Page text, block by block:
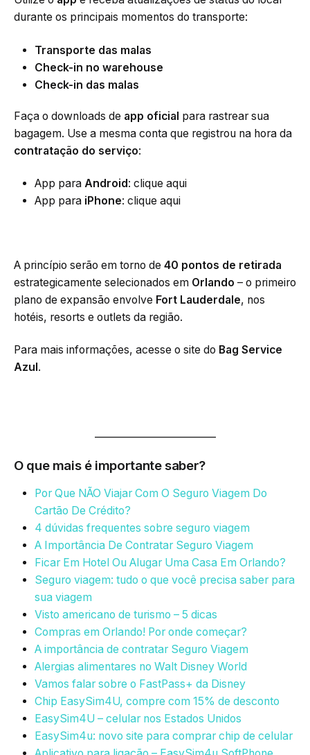
durante os principais momentos do transporte:
Transporte das malas
Check-in no warehouse
Check-in das malas
Faça o downloads de app oficial para rastrear sua
bagagem. Use a mesma conta que registrou na hora da
contratação do serviço:
App para Android : clique aqui
App para iPhone: clique aqui
A princípio serão em torno de 40 pontos de retirada
estrategicamente selecionados em Orlando – o primeiro
plano de expansão envolve Fort Lauderdale, nos
hotéis, resorts e outlets da região.
Para mais informações, acesse o site do Bag Service
Azul .
O que mais é importante saber?
Por Que NÃO Viajar Com O Seguro Viagem Do
Cartão De Crédito?
4 dúvidas frequentes sobre seguro viagem
A Importância De Contratar Seguro Viagem
Ficar Em Hotel Ou Alugar Uma Casa Em Orlando?
Seguro viagem: tudo o que você precisa saber para
sua viagem
Visto americano de turismo – 5 dicas
Compras em Orlando! Por onde começar?
A importância de contratar Seguro Viagem
Alergias alimentares no Walt Disney World
Vamos falar sobre o FastPass+ da Disney
Chip EasySim4U, compre com 15% de desconto
EasySim4U – celular nos Estados Unidos
EasySim4u: novo site para comprar chip de celular